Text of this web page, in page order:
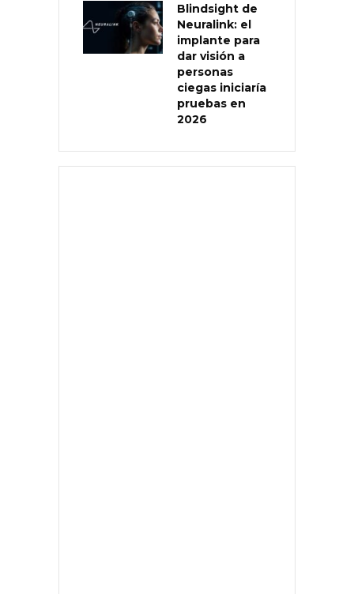
Blindsight de
Neuralink: el
implante para
dar visión a
personas
ciegas iniciaría
pruebas en
2026